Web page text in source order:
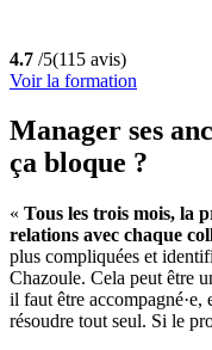
4.7 /5(115 avis)
Voir la formation
Manager ses
ça bloque ?
« Tous les trois mois, la
relations avec chaque
plus compliquées et
Chazoule. Cela peut être
il faut être accompagné·e,
résoudre tout seul. Si le